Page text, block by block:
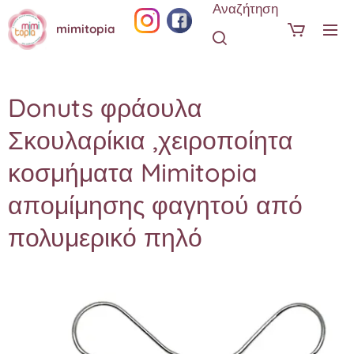
mimitopia
Αναζήτηση
Donuts φράουλα
Σκουλαρίκια ,χειροποίητα
κοσμήματα Mimitopia
απομίμησης φαγητού από
πολυμερικό πηλό